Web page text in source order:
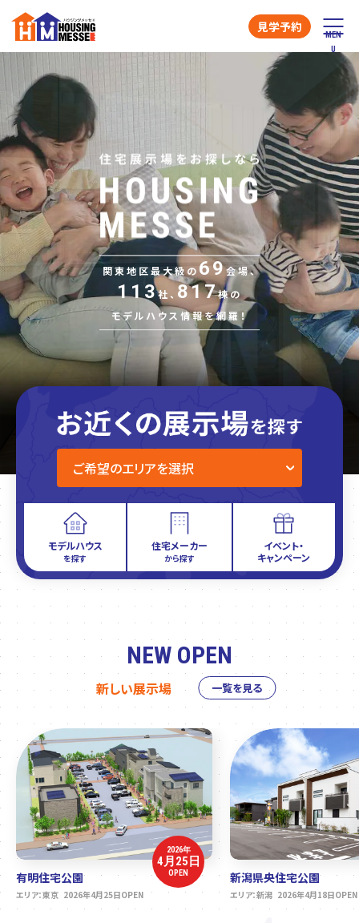
見学予約
関東地区最大級の 69会場、
113社、 817棟の
モデルハウス情報を網羅！
モデルハウス
を探す
住宅メーカー
から探す
イベント・
キャンペーン
NEW OPEN
新しい展示場 一覧を見る
2026年
4月25日
OPEN
有明住宅公園
エリア：東京 2026年4月25日OPEN
新潟県央住宅公園
エリア：新潟 2026年4月18日OPEN